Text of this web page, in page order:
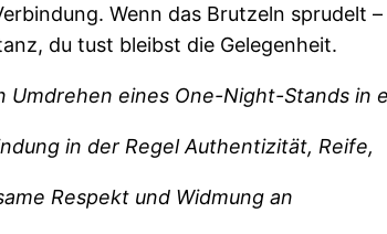
Wenn das Brutzeln sprudelt
du tust bleibst die Gelegenheit.
Umdrehen eines One-Night-Stands in
in der Regel Authentizität, Reife,
Respekt und Widmung an